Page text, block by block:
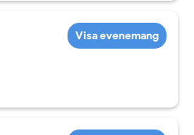
Visa evenemang